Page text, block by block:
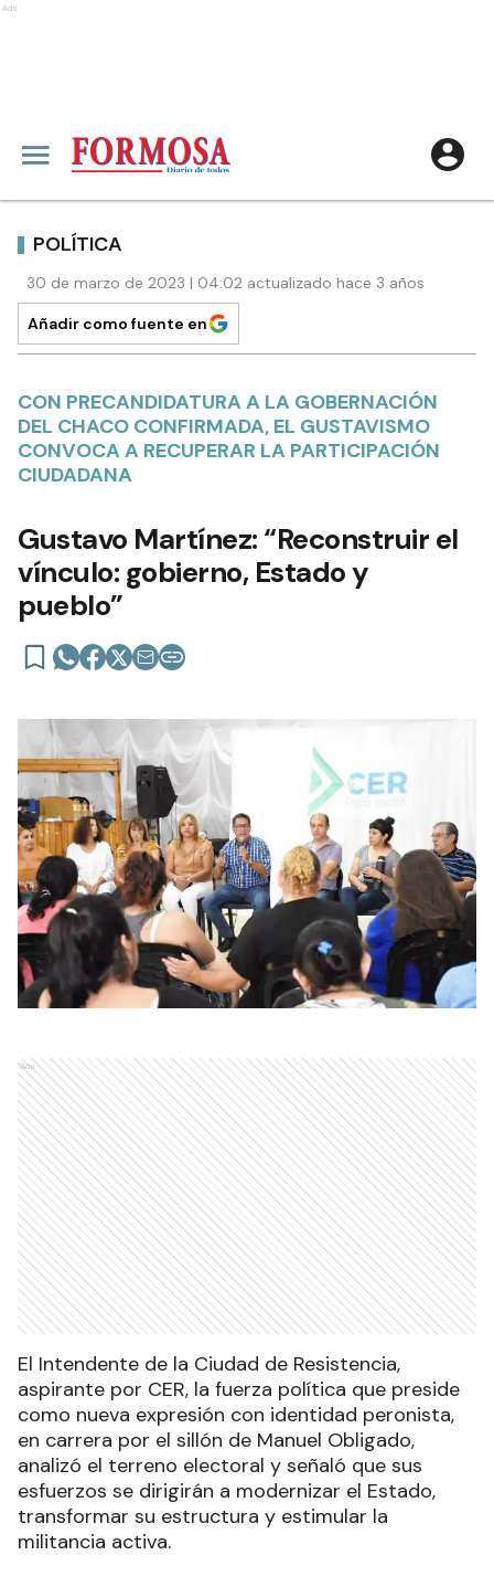
Ads
POLÍTICA
30 de marzo de 2023 | 04:02 actualizado hace 3 años
Añadir como fuente en
CON PRECANDIDATURA A LA GOBERNACIÓN
DEL CHACO CONFIRMADA, EL GUSTAVISMO
CONVOCA A RECUPERAR LA PARTICIPACIÓN
CIUDADANA
Gustavo Martínez: “Reconstruir el
vínculo: gobierno, Estado y
pueblo”
Ads
El Intendente de la Ciudad de Resistencia,
aspirante por CER, la fuerza política que preside
como nueva expresión con identidad peronista,
en carrera por el sillón de Manuel Obligado,
analizó el terreno electoral y señaló que sus
esfuerzos se dirigirán a modernizar el Estado,
transformar su estructura y estimular la
militancia activa.